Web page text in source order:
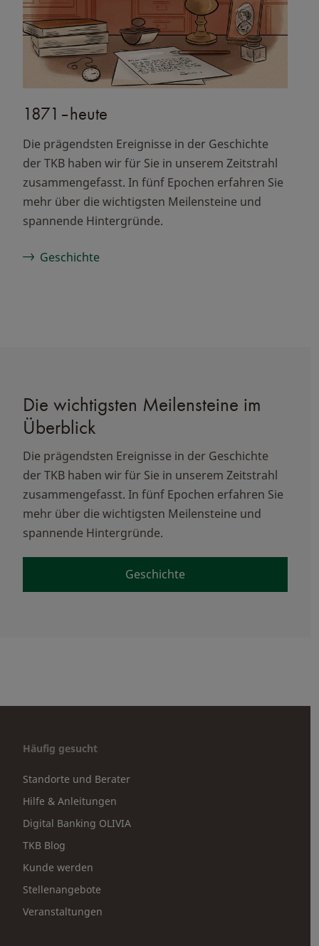
1871–heute
Die prägendsten Ereignisse in der Geschichte
der TKB haben wir für Sie in unserem Zeitstrahl
zusammengefasst. In fünf Epochen erfahren Sie
mehr über die wichtigsten Meilensteine und
spannende Hintergründe.
Geschichte
Die wichtigsten Meilensteine im
Überblick
Die prägendsten Ereignisse in der Geschichte
der TKB haben wir für Sie in unserem Zeitstrahl
zusammengefasst. In fünf Epochen erfahren Sie
mehr über die wichtigsten Meilensteine und
spannende Hintergründe.
Geschichte
Häufig gesucht
Standorte und Berater
Hilfe & Anleitungen
Digital Banking OLIVIA
TKB Blog
Kunde werden
Stellenangebote
Veranstaltungen